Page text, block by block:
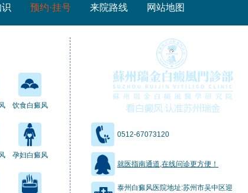
预约·挂号 来院路线 网站地图
饮食白癜风
孕妇白癜风
0512-67073120
就医指南通道,在线问诊更方便！
泰州白癜风医院地址:苏州市吴中区迎